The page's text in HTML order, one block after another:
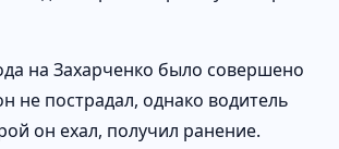
на Захарченко было совершено
не пострадал, однако водитель
он ехал, получил ранение.